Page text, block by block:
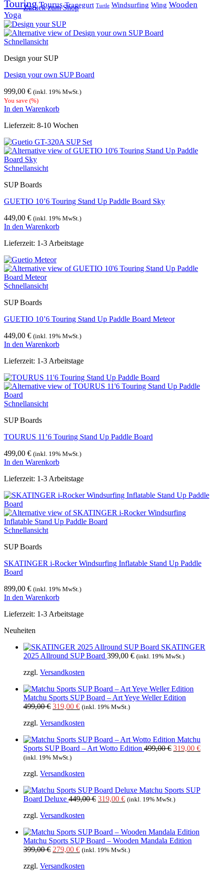
Zurück zum Shop
Touring Tourus Tragegurt Turtle Windsurfing Wing Wooden
Yoga
Schnellansicht
Design your SUP
Design your own SUP Board
999,00 € (inkl. 19% MwSt.)
You save (%)
In den Warenkorb
Lieferzeit: 8-10 Wochen
Schnellansicht
SUP Boards
GUETIO 10’6 Touring Stand Up Paddle Board Sky
449,00 € (inkl. 19% MwSt.)
In den Warenkorb
Lieferzeit: 1-3 Arbeitstage
Schnellansicht
SUP Boards
GUETIO 10’6 Touring Stand Up Paddle Board Meteor
449,00 € (inkl. 19% MwSt.)
In den Warenkorb
Lieferzeit: 1-3 Arbeitstage
Schnellansicht
SUP Boards
TOURUS 11’6 Touring Stand Up Paddle Board
499,00 € (inkl. 19% MwSt.)
In den Warenkorb
Lieferzeit: 1-3 Arbeitstage
Schnellansicht
SUP Boards
SKATINGER i-Rocker Windsurfing Inflatable Stand Up Paddle
Board
899,00 € (inkl. 19% MwSt.)
In den Warenkorb
Lieferzeit: 1-3 Arbeitstage
Neuheiten
SKATINGER
2025 Allround SUP Board 399,00 € (inkl. 19% MwSt.)
zzgl. Versandkosten
Matchu Sports SUP Board – Art Yeye Weller Edition
499,00€ Ursprünglicher
war:
319,00 €Aktueller
ist:
(inkl. 19% MwSt.)
zzgl. Versandkosten
Matchu
Sports SUP Board – Art Wotto Edition 499,00€ 319,00 €
(inkl. 19% MwSt.)
zzgl. Versandkosten
Matchu Sports SUP
Board Deluxe 449,00€ Ursprünglicher
319,00 €Aktueller
(inkl. 19% MwSt.)
zzgl. Versandkosten
Matchu Sports SUP Board – Wooden Mandala Edition
399,00€ Ursprünglicher
war:
279,00 €Aktueller
ist:
(inkl. 19% MwSt.)
zzgl. Versandkosten